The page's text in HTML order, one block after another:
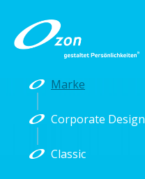
Marke
Corporate Design
Classic